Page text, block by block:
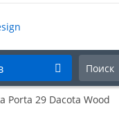
Porta 29 Dacota Wood